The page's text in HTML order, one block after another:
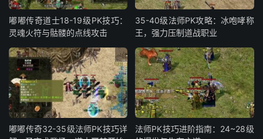
嘟嘟传奇道士18-19级PK技巧：
灵魂火符与骷髅的点线攻击
35-40级法师PK攻略：冰咆哮称
王，强力压制道战职业
嘟嘟传奇32-35级法师PK技巧详
法师PK技巧进阶指南：24~28级